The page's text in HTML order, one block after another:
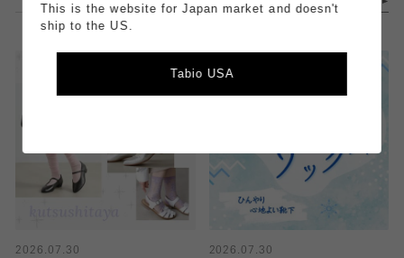
2026.07.30
2026.07.30
This is the website for Japan market and doesn't
ship to the US.
Tabio USA